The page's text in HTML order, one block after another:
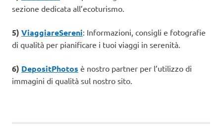
sezione dedicata all’ecoturismo.
5) ViaggiareSereni: Informazioni, consigli e fotografie
di qualità per pianificare i tuoi viaggi in serenità.
6) DepositPhotos è nostro partner per l’utilizzo di
immagini di qualità sul nostro sito.